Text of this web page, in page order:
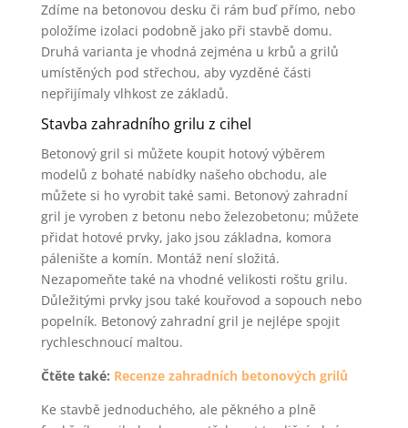
Zdíme na betonovou desku či rám buď přímo, nebo
položíme izolaci podobně jako při stavbě domu.
Druhá varianta je vhodná zejména u krbů a grilů
umístěných pod střechou, aby vyzděné části
nepřijímaly vlhkost ze základů.
Stavba zahradního grilu z cihel
Betonový gril si můžete koupit hotový výběrem
modelů z bohaté nabídky našeho obchodu, ale
můžete si ho vyrobit také sami. Betonový zahradní
gril je vyroben z betonu nebo železobetonu; můžete
přidat hotové prvky, jako jsou základna, komora
pálenište a komín. Montáž není složitá.
Nezapomeňte také na vhodné velikosti roštu grilu.
Důležitými prvky jsou také kouřovod a sopouch nebo
popelník. Betonový zahradní gril je nejlépe spojit
rychleschnoucí maltou.
Čtěte také: Recenze zahradních betonových grilů
Ke stavbě jednoduchého, ale pěkného a plně